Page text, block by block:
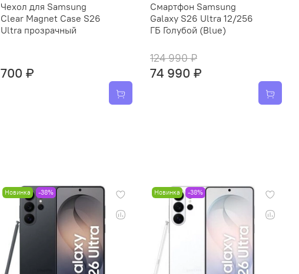
Чехол для Samsung
Clear Magnet Case S26
Ultra прозрачный
700 ₽
Смартфон Samsung
Galaxy S26 Ultra 12/256
ГБ Голубой (Blue)
124 990 ₽
74 990 ₽
Новинка -38% Новинка -38%